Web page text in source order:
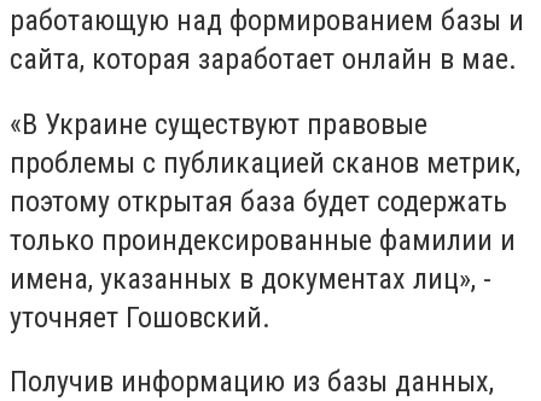
работающую над формированием базы и
сайта, которая заработает онлайн в мае.
«В Украине существуют правовые
проблемы с публикацией сканов метрик,
поэтому открытая база будет содержать
только проиндексированные фамилии и
имена, указанных в документах лиц», -
уточняет Гошовский.
Получив информацию из базы данных,